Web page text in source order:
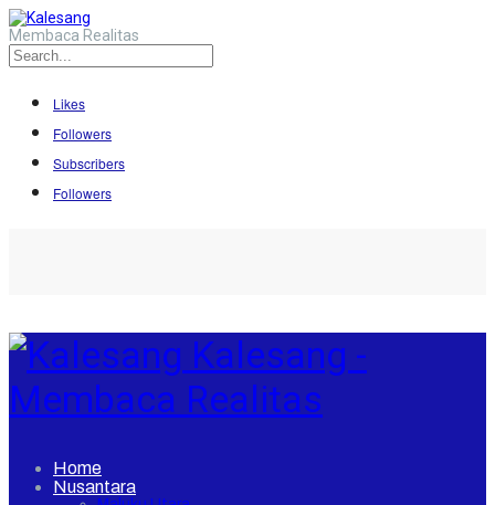
Membaca Realitas
Likes
Followers
Subscribers
Followers
Kalesang -
Membaca Realitas
Home
Nusantara